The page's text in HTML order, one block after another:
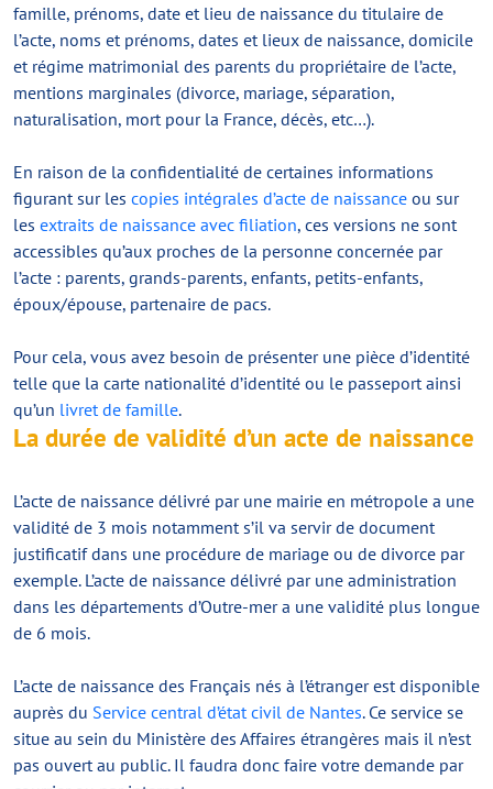
famille, prénoms, date et lieu de naissance du titulaire de
l’acte, noms et prénoms, dates et lieux de naissance, domicile
et régime matrimonial des parents du propriétaire de l’acte,
mentions marginales (divorce, mariage, séparation,
naturalisation, mort pour la France, décès, etc…).
En raison de la confidentialité de certaines informations
figurant sur les copies intégrales d’acte de naissance ou sur
les extraits de naissance avec filiation, ces versions ne sont
accessibles qu’aux proches de la personne concernée par
l’acte : parents, grands-parents, enfants, petits-enfants,
époux/épouse, partenaire de pacs.
Pour cela, vous avez besoin de présenter une pièce d’identité
telle que la carte nationalité d’identité ou le passeport ainsi
qu’un livret de famille.
La durée de validité d’un acte de naissance
L’acte de naissance délivré par une mairie en métropole a une
validité de 3 mois notamment s’il va servir de document
justificatif dans une procédure de mariage ou de divorce par
exemple. L’acte de naissance délivré par une administration
dans les départements d’Outre-mer a une validité plus longue
de 6 mois.
L’acte de naissance des Français nés à l’étranger est disponible
auprès du Service central d’état civil de Nantes. Ce service se
situe au sein du Ministère des Affaires étrangères mais il n’est
pas ouvert au public. Il faudra donc faire votre demande par